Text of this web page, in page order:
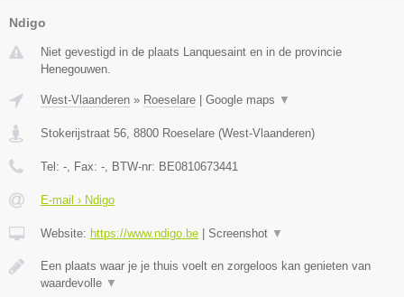
Ndigo
Niet gevestigd in de plaats Lanquesaint en in de provincie
Henegouwen.
West-Vlaanderen » Roeselare Google maps ▼
Stokerijstraat 56 8800 Roeselare (West-Vlaanderen)
Tel: - , Fax: - , BTW-nr: BE0810673441
E-mail › Ndigo
Website: https://www.ndigo.be Screenshot ▼
Een plaats waar je je thuis voelt en zorgeloos kan genieten van
waardevolle ▼